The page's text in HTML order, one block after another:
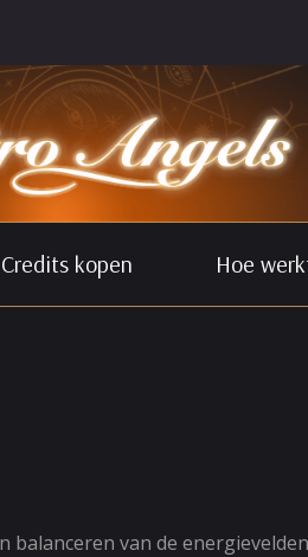
Credits kopen Hoe
van de